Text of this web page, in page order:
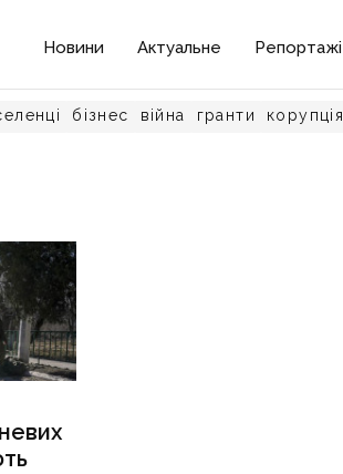
Новини Актуальне Репортажі
бізнес війна гранти корупція